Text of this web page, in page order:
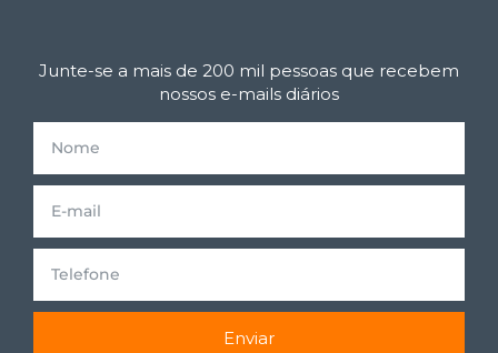
Junte-se a mais de 200 mil pessoas que recebem
nossos e-mails diários
Enviar